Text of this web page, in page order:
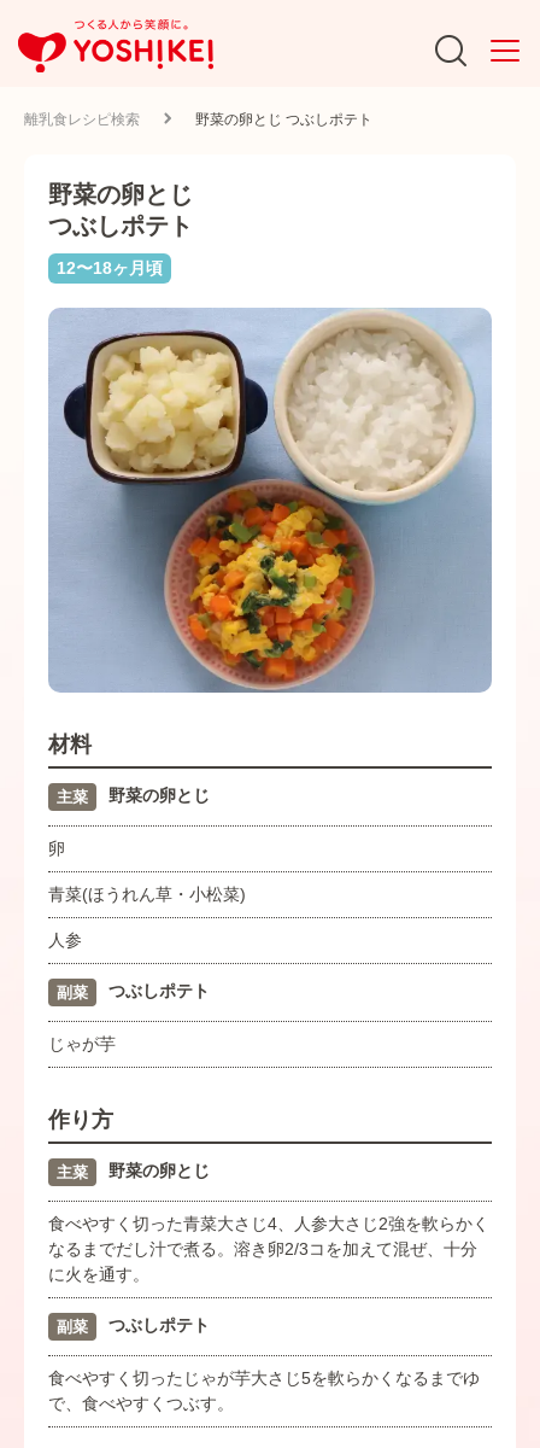
離乳食レシピ検索 野菜の卵とじ つぶしポテト
野菜の卵とじ
つぶしポテト
12〜18ヶ月頃
材料
主菜 野菜の卵とじ
卵
青菜(ほうれん草・小松菜)
人参
副菜 つぶしポテト
じゃが芋
作り方
主菜 野菜の卵とじ
食べやすく切った青菜大さじ4、人参大さじ2強を軟らかく
なるまでだし汁で煮る。溶き卵2/3コを加えて混ぜ、十分
に火を通す。
副菜 つぶしポテト
食べやすく切ったじゃが芋大さじ5を軟らかくなるまでゆ
で、食べやすくつぶす。